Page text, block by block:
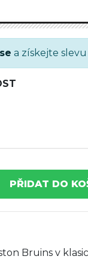
a získejte slevu
PŘIDAT DO
Bruins v